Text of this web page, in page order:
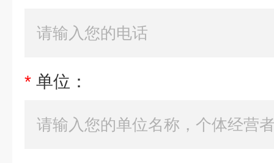
* 单位：